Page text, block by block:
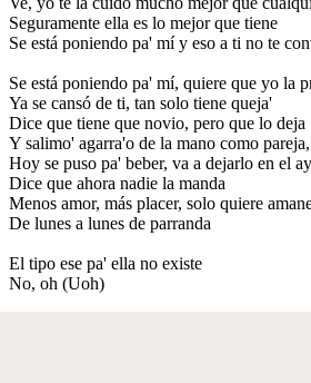
Seguramente ella es lo mejor que tiene
Se está poniendo pa' mí y eso a ti no te
Se está poniendo pa' mí, quiere que yo la
Ya se cansó de ti, tan solo tiene queja'
Dice que tiene que novio, pero que lo deja
Y salimo' agarra'o de la mano como
Hoy se puso pa' beber, va a dejarlo en el
Dice que ahora nadie la manda
Menos amor, más placer, solo quiere
De lunes a lunes de parranda
El tipo ese pa' ella no existe
No, oh (Uoh)